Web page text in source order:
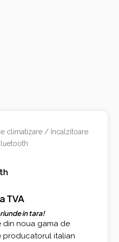
climatizare / Incalzitoare
TVA
in tara!
din noua gama de
producatorul italian